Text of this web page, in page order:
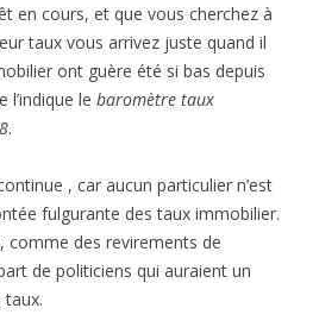
en cours, et que vous cherchez à
taux vous arrivez juste quand il
ont guère été si bas depuis
le baromètre taux
.
, car aucun particulier n’est
fulgurante des taux immobilier.
comme des revirements de
de politiciens qui auraient un
taux.